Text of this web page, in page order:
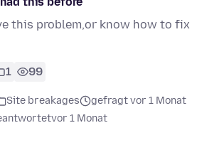
this problem,or know how to fix
1 99
Site breakages
gefragt vor 1 Monat
vor 1 Monat